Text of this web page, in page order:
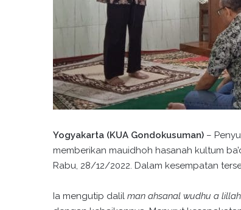
Yogyakarta (KUA Gondokusuman) –
memberikan mauidhoh hasanah kultum
Rabu, 28/12/2022. Dalam kesempatan
Ia mengutip dalil man ahsanal wudhu a